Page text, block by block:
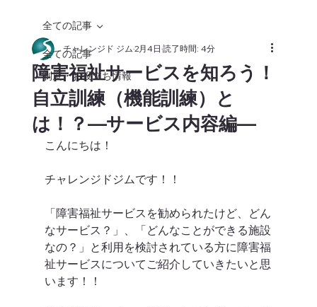
全ての記事
制度・お役立ち情報
全ての記事
障害福祉サービスを知ろう！
自立訓練（機能訓練）と
は！？―サービス内容編―
チャレンジド ジム2月4日 読了時間: 4分
こんにちは！
チャレンジドジムです！！
「障害福祉サービスを勧められたけど、どん
なサービス？」、「どんなことができる施設
なの？」と利用を検討されている方に障害福
祉サービスについてご紹介していきたいと思
います！！